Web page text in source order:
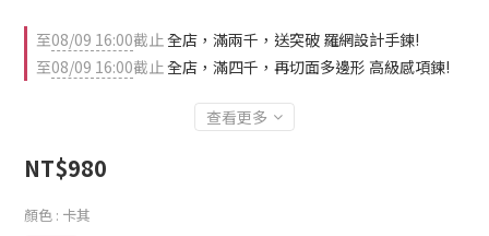
至08/09 16:00截止全店，滿兩千，送突破 羅網設計手鍊!
至08/09 16:00截止全店，滿四千，再切面多邊形 高級感項鍊!
查看更多
NT$980
顏色 : 卡其